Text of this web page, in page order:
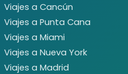
Viajes a Cancún
Viajes a Punta Cana
Viajes a Miami
Viajes a Nueva York
Viajes a Madrid